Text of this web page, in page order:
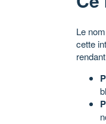
Le
cette